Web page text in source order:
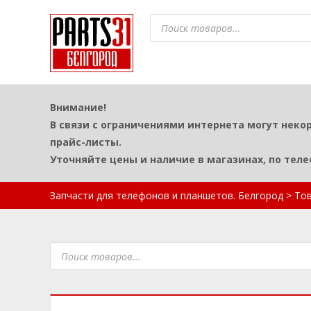
Поиск
товаров
Внимание!
В связи с ограничениями интернета могут
прайс-листы.
Уточняйте цены и наличие в магазинах, по
Запчасти для телефонов и планшетов. Белгород >
Поиск
товаров